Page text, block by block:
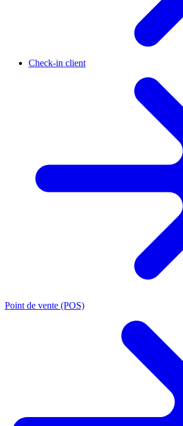
Check-in client
Point de vente (POS)